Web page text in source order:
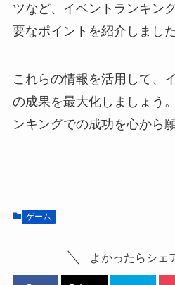
ツなど、イベントランキン
要なポイントを紹介しました
これらの情報を活用して、
の成果を最大化しましょう
ンキングでの成功を心から
ゲーム
よかったらシェ